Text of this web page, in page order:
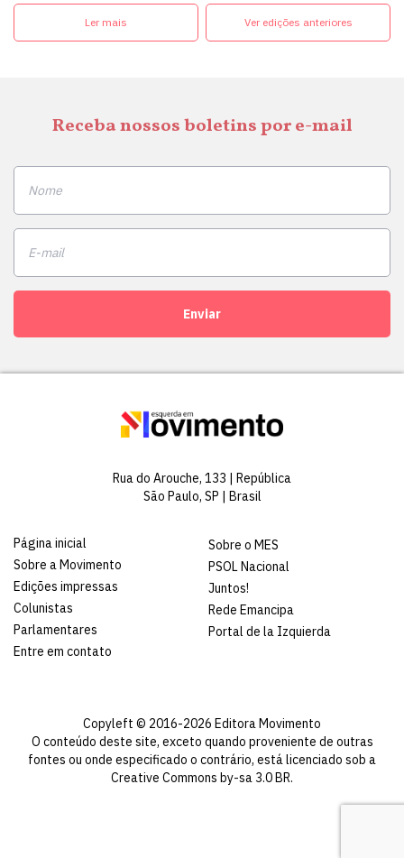
Ler mais Ver edições anteriores
Receba nossos boletins por e-mail
Enviar
Rua do Arouche, 133 | República
São Paulo, SP | Brasil
Página inicial
Sobre a Movimento
Edições impressas
Colunistas
Parlamentares
Entre em contato
Sobre o MES
PSOL Nacional
Juntos!
Rede Emancipa
Portal de la Izquierda
Copyleft © 2016-2026 Editora Movimento
O conteúdo deste site, exceto quando proveniente de outras
fontes ou onde especificado o contrário, está licenciado sob a
Creative Commons by-sa 3.0 BR.